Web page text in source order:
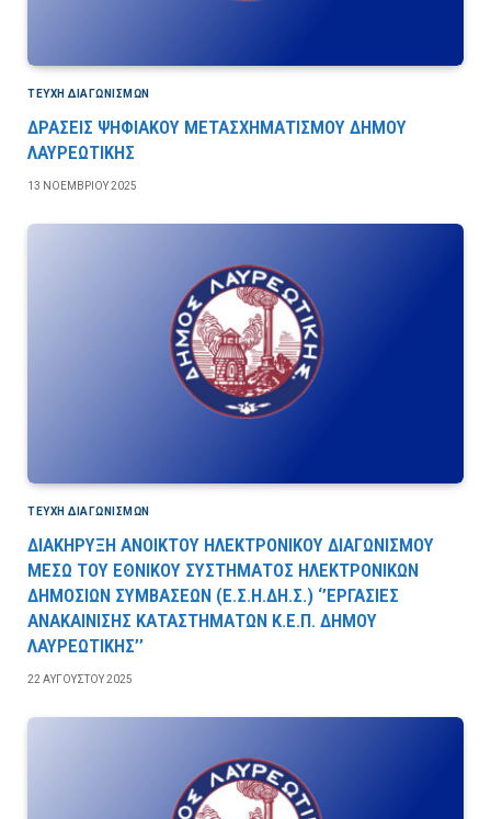
ΤΕΎΧΗ ΔΙΑΓΩΝΙΣΜΏΝ
ΔΡΑΣΕΙΣ ΨΗΦΙΑΚΟΥ ΜΕΤΑΣΧΗΜΑΤΙΣΜΟΥ ΔΗΜΟΥ
ΛΑΥΡΕΩΤΙΚΗΣ
13 ΝΟΕΜΒΡΊΟΥ 2025
ΤΕΎΧΗ ΔΙΑΓΩΝΙΣΜΏΝ
ΔΙΑΚΗΡΥΞΗ ΑΝΟΙΚΤΟΥ ΗΛΕΚΤΡΟΝΙΚΟΥ ΔΙΑΓΩΝΙΣΜΟΥ
ΜΕΣΩ ΤΟΥ ΕΘΝΙΚΟΥ ΣΥΣΤΗΜΑΤΟΣ ΗΛΕΚΤΡΟΝΙΚΩΝ
ΔΗΜΟΣΙΩΝ ΣΥΜΒΑΣΕΩΝ (Ε.Σ.Η.ΔΗ.Σ.) ‘’ΕΡΓΑΣΙΕΣ
ΑΝΑΚΑΙΝΙΣΗΣ ΚΑΤΑΣΤΗΜΑΤΩΝ Κ.Ε.Π. ΔΗΜΟΥ
ΛΑΥΡΕΩΤΙΚΗΣ’’
22 ΑΥΓΟΎΣΤΟΥ 2025